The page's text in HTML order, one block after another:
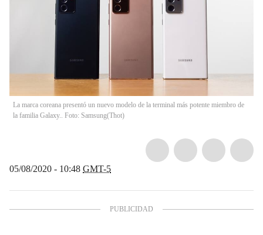
La marca coreana presentó un nuevo modelo de la terminal más potente miembro de
la familia Galaxy.. Foto: Samsung(Thot)
05/08/2020 - 10:48 GMT-5